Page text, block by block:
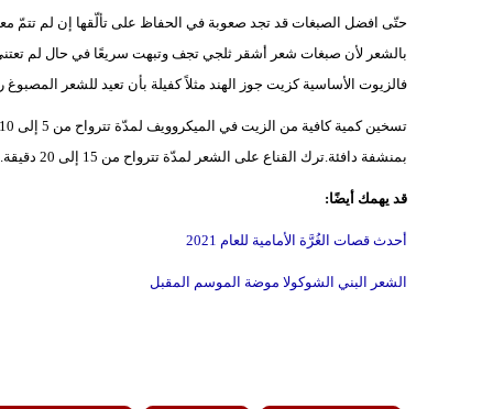
حتّى افضل الصبغات قد تجد صعوبة في الحفاظ على تألّقها إن لم تتمّ
بالشعر لأن صبغات شعر أشقر ثلجي تجف وتبهت سريعًا في حال لم تعتني
فالزيوت الأساسية كزيت جوز الهند مثلاً كفيلة بأن تعيد للشعر
بمنشفة دافئة.ترك القناع على الشعر لمدّة تترواح من 15 إلى 20 دقيقة.غسل الشعر بالماء والشامبو.
قد يهمك أيضًا:
أحدث قصات الغُرَّة الأمامية للعام 2021
الشعر البني الشوكولا موضة الموسم المقبل